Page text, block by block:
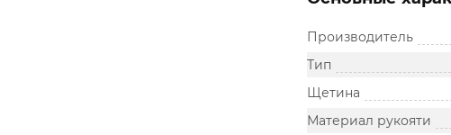
Производитель
Тип
Щетина
Материал рукояти